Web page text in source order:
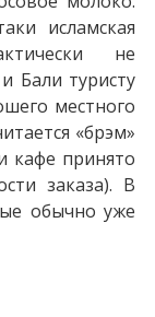
исламская
не
Бали туристу
местного
«брэм»
кафе принято
заказа). В
обычно уже